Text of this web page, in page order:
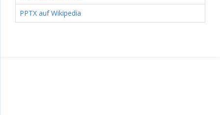
PPTX auf Wikipedia